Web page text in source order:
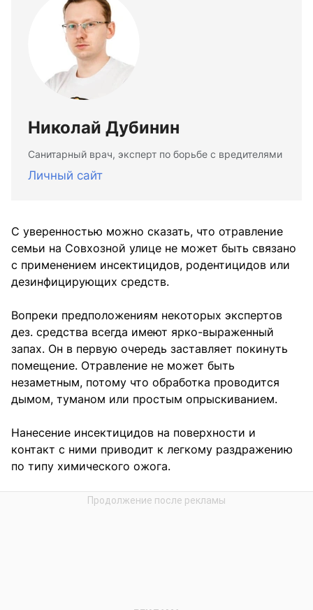
Николай Дубинин
Санитарный врач, эксперт по борьбе с вредителями
Личный сайт
С уверенностью можно сказать, что отравление
семьи на Совхозной улице не может быть связано
с применением инсектицидов, родентицидов или
дезинфицирующих средств.
Вопреки предположениям некоторых экспертов
дез. средства всегда имеют ярко-выраженный
запах. Он в первую очередь заставляет покинуть
помещение. Отравление не может быть
незаметным, потому что обработка проводится
дымом, туманом или простым опрыскиванием.
Нанесение инсектицидов на поверхности и
контакт с ними приводит к легкому раздражению
по типу химического ожога.